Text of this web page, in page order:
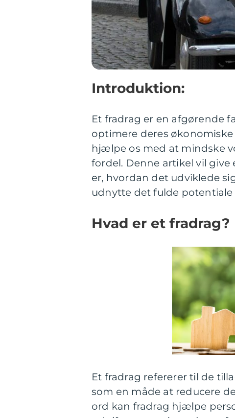
Introduktion:
Et fradrag er en afgørende
optimere deres
hjælpe os med at mindske
fordel. Denne artikel vil
er, hvordan det udviklede
udnytte det fulde potentiale
Hvad er et fradrag?
Et fradrag refererer til de
som en måde at reducere
ord kan fradrag hjælpe